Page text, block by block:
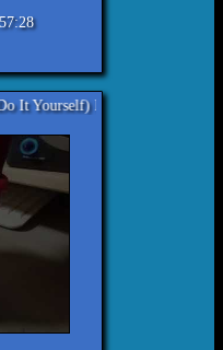
sortierer V2